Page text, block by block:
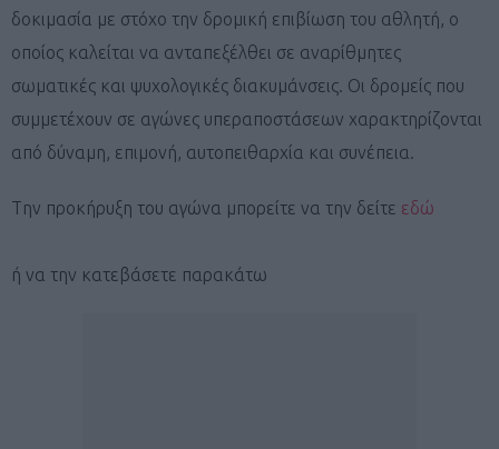
δοκιμασία με στόχο την δρομική επιβίωση του αθλητή, ο
οποίος καλείται να ανταπεξέλθει σε αναρίθμητες
σωματικές και ψυχολογικές διακυμάνσεις. Οι δρομείς που
συμμετέχουν σε αγώνες υπεραποστάσεων χαρακτηρίζονται
από δύναμη, επιμονή, αυτοπειθαρχία και συνέπεια.
Tην προκήρυξη του αγώνα μπορείτε να την δείτε εδώ
ή να την κατεβάσετε παρακάτω